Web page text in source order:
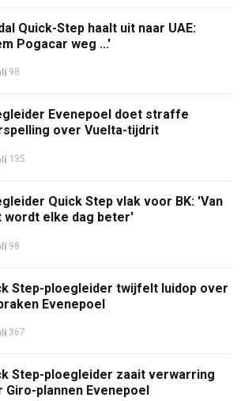
Quick-Step haalt uit naar UAE:
Pogacar weg ...'
98
Evenepoel doet straffe
over Vuelta-tijdrit
135
Quick Step vlak voor BK: 'Van
wordt elke dag beter'
98
Step-ploegleider twijfelt luidop over
Evenepoel
367
Step-ploegleider zaait verwarring
Giro-plannen Evenepoel